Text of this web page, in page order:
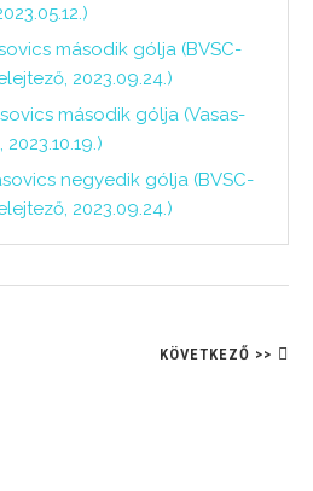
második gólja (BVSC-
2023.09.24.)
második gólja (Vasas-
negyedik gólja (BVSC-
2023.09.24.)
KÖVETKEZŐ >>